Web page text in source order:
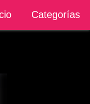
Categorías